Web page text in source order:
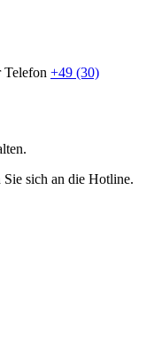
Telefon +49 (30)
sich an die Hotline.